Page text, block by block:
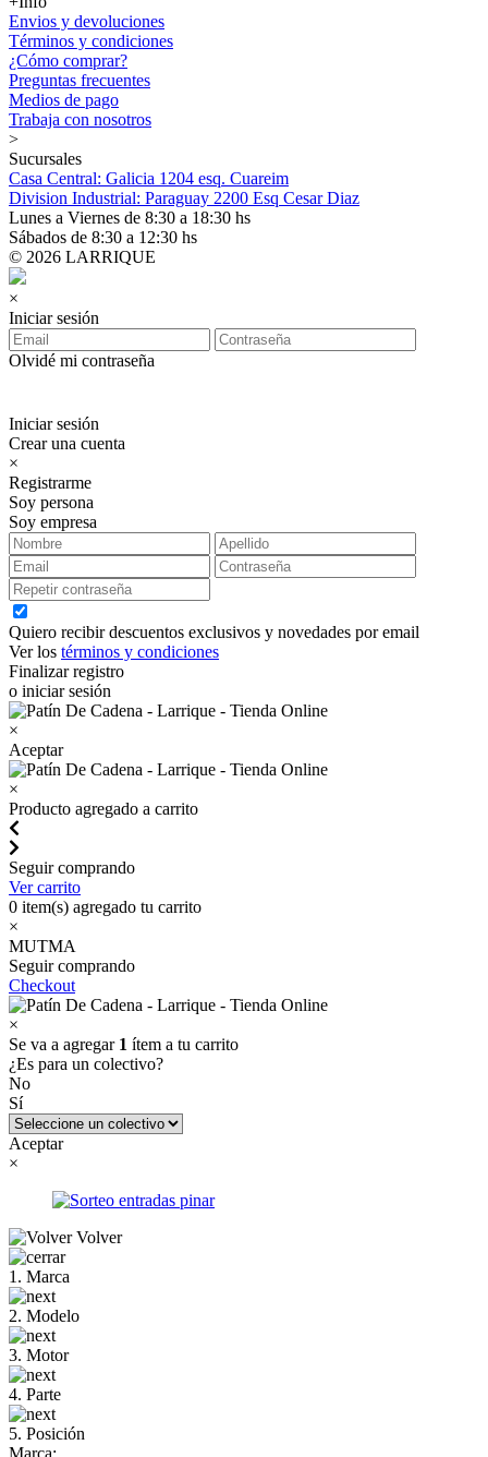
Envios y devoluciones
Términos y condiciones
¿Cómo comprar?
Preguntas frecuentes
Medios de pago
Trabaja con nosotros
>
Sucursales
Casa Central: Galicia 1204 esq. Cuareim
Division Industrial: Paraguay 2200 Esq Cesar Diaz
Lunes a Viernes de 8:30 a 18:30 hs
Sábados de 8:30 a 12:30 hs
© 2026 LARRIQUE
×
Iniciar sesión
Olvidé mi contraseña
Iniciar sesión
Crear una cuenta
×
Registrarme
Soy persona
Soy empresa
Quiero recibir descuentos exclusivos y novedades por email
Ver los términos y condiciones
Finalizar registro
o iniciar sesión
×
Aceptar
×
Producto agregado a carrito
Seguir comprando
Ver carrito
0 item(s) agregado tu carrito
×
MUTMA
Seguir comprando
Checkout
×
Se va a agregar 1 ítem a tu carrito
¿Es para un colectivo?
No
Sí
Aceptar
×
Volver
1. Marca
2. Modelo
3. Motor
4. Parte
5. Posición
Marca: